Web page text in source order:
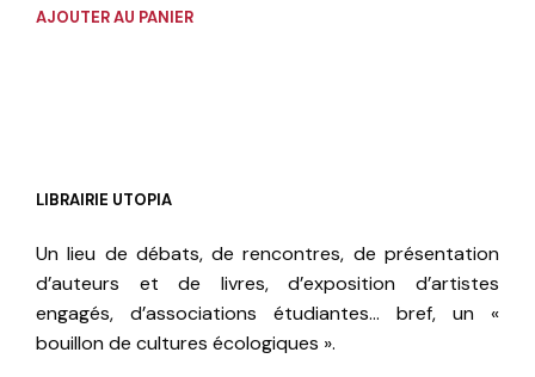
AJOUTER AU PANIER
LIBRAIRIE UTOPIA
Un lieu de débats, de rencontres, de présentation
d’auteurs et de livres, d’exposition d’artistes
engagés, d’associations étudiantes… bref, un «
bouillon de cultures écologiques ».